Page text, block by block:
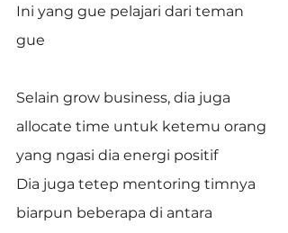
Ini yang gue pelajari dari teman
gue
Selain grow business, dia juga
allocate time untuk ketemu orang
yang ngasi dia energi positif
Dia juga tetep mentoring timnya
biarpun beberapa di antara